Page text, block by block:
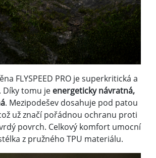
FLYSPEED PRO je superkritická a
Díky tomu je energeticky návratná,
. Mezipodešev dosahuje pod patou
už značí pořádnou ochranu proti
povrch. Celkový komfort umocní
z pružného TPU materiálu.